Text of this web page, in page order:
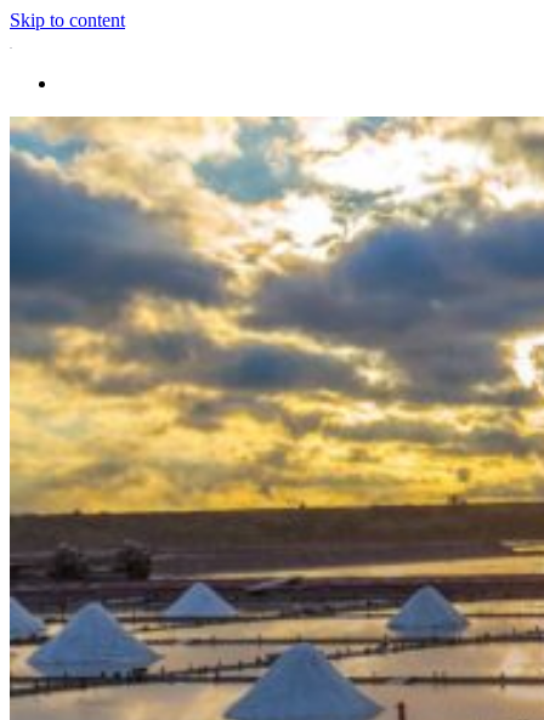
Skip to content
Destinations
Taipei
Le Nord
La Côte Est
La Côte Ouest
Les îles éloignées
Organisation
En petit groupe
Sur-mesure
Atmosphère
Les Grands Classiques
Voyage en Famille
Séjour en Nature
Quand faut-il partir ?
Printemps
Été
Automne
À propos
Notre agence
Notre agence à Taïwan
Le réseau Asian Roads
Les avis des voyageurs sur Taïwan
Préparer votre séjour
Nos hôtels partenaires
Avant de partir à Taïwan